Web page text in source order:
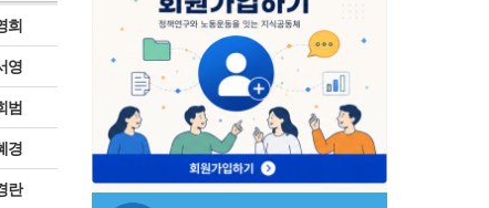
희
영
범
경
란